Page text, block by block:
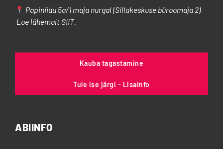
Papiniidu 5a/1 maja nurgal (Sillakeskuse büroomaja 2)
Loe lähemaltSIIT.
Kauba tagastamine
Tule ise järgi - Lisainfo
ABIINFO